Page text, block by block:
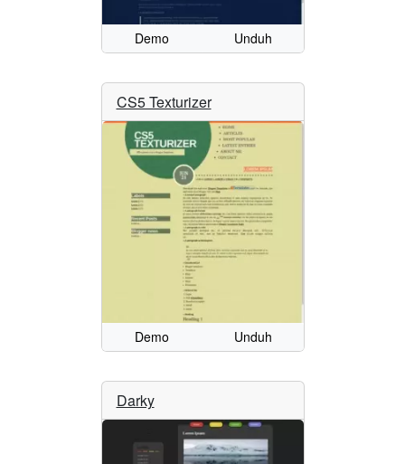
Demo Unduh
CS5 Texturizer
Demo Unduh
Darky